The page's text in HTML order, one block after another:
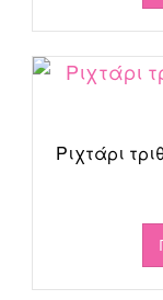
Ριχτάρι